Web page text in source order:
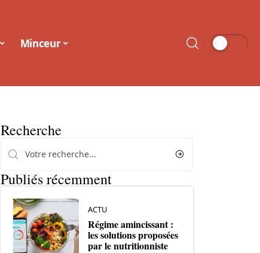
Minceur
Recherche
Publiés récemment
ACTU
Régime amincissant :
les solutions proposées
par le nutritionniste